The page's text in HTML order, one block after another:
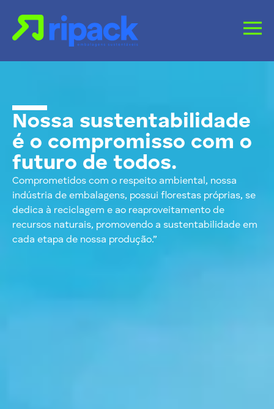
Nossa sustentabilidade
é o compromisso com o
futuro de todos.
Comprometidos com o respeito ambiental, nossa
indústria de embalagens, possui florestas próprias, se
dedica à reciclagem e ao reaproveitamento de
recursos naturais, promovendo a sustentabilidade em
cada etapa de nossa produção.”